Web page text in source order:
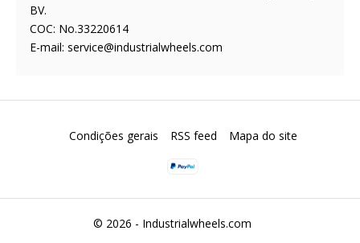
BV.
COC: No.33220614
E-mail: service@industrialwheels.com
© 2026 - Industrialwheels.com
Condições gerais RSS feed Mapa do site